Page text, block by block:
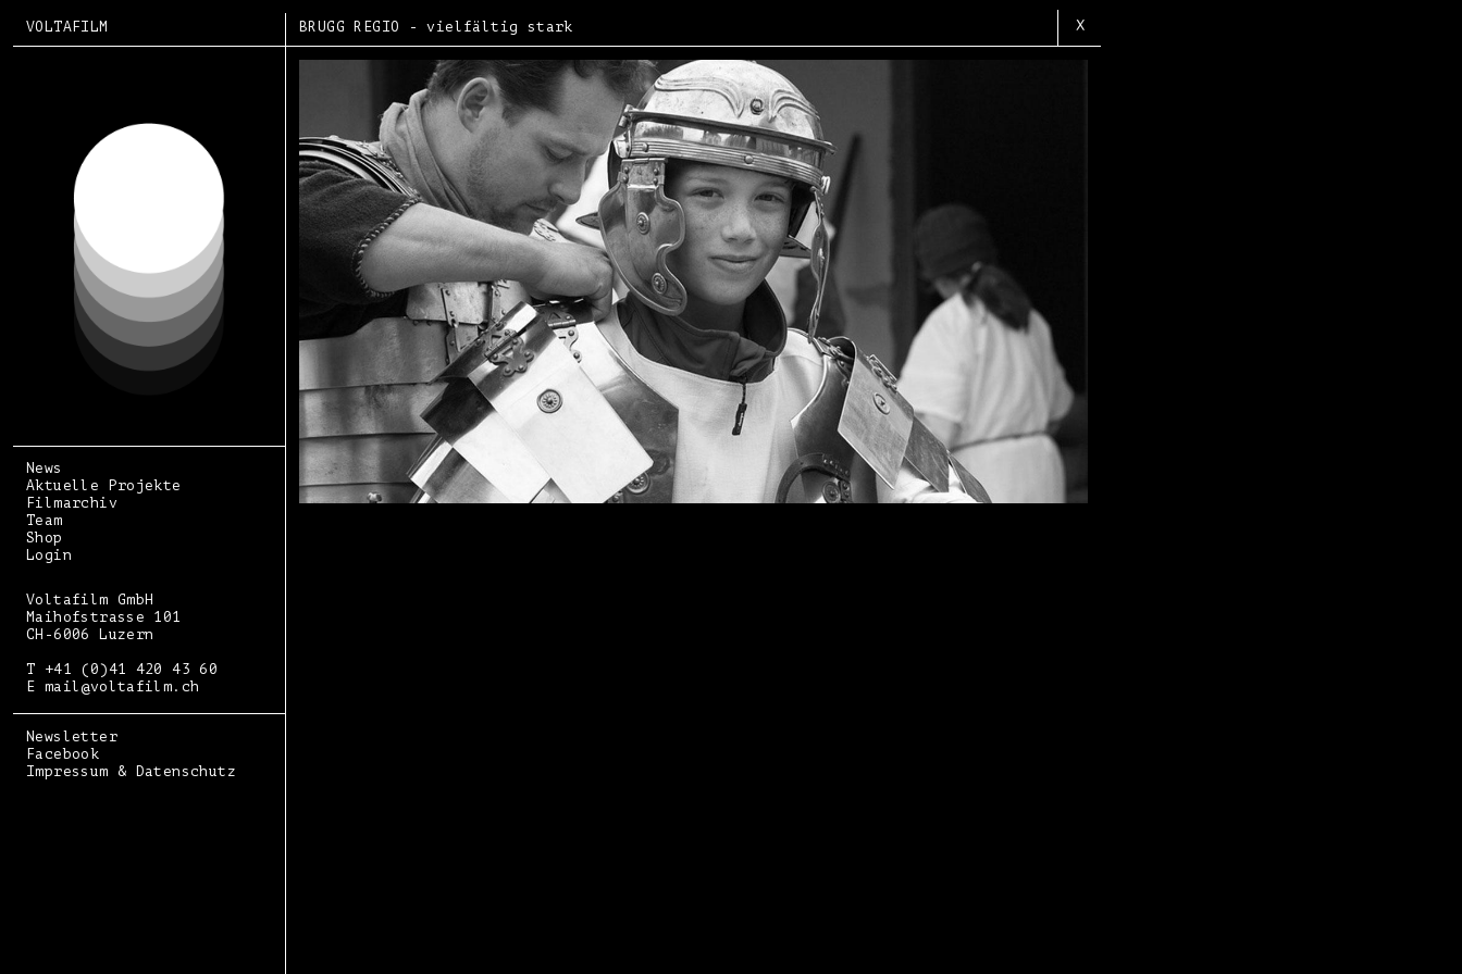
VOLTAFILM
News
Aktuelle Projekte
Filmarchiv
Team
Shop
Login
Voltafilm GmbH
Maihofstrasse 101
CH-6006 Luzern
T +41 (0)41 420 43 60
E mail@voltafilm.ch
Newsletter
Facebook
Impressum & Datenschutz
BRUGG REGIO - vielfältig stark